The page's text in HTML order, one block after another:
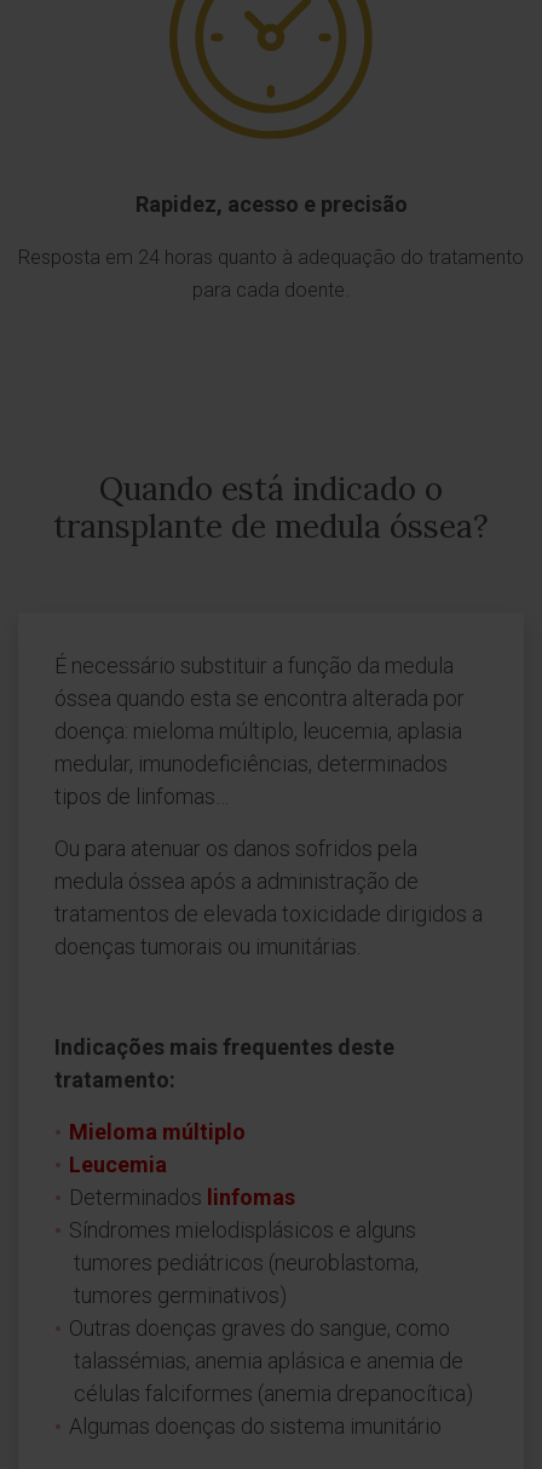
Rapidez, acesso e precisão
Resposta em 24 horas quanto à adequação do tratamento
para cada doente.
Quando está indicado o
transplante de medula óssea?
É necessário substituir a função da medula
óssea quando esta se encontra alterada por
doença: mieloma múltiplo, leucemia, aplasia
medular, imunodeficiências, determinados
tipos de linfomas…
Ou para atenuar os danos sofridos pela
medula óssea após a administração de
tratamentos de elevada toxicidade dirigidos a
doenças tumorais ou imunitárias.
Indicações mais frequentes deste
tratamento:
Mieloma múltiplo
Leucemia
Determinados linfomas
Síndromes mielodisplásicos e alguns
tumores pediátricos (neuroblastoma,
tumores germinativos)
Outras doenças graves do sangue, como
talassémias, anemia aplásica e anemia de
células falciformes (anemia drepanocítica)
Algumas doenças do sistema imunitário